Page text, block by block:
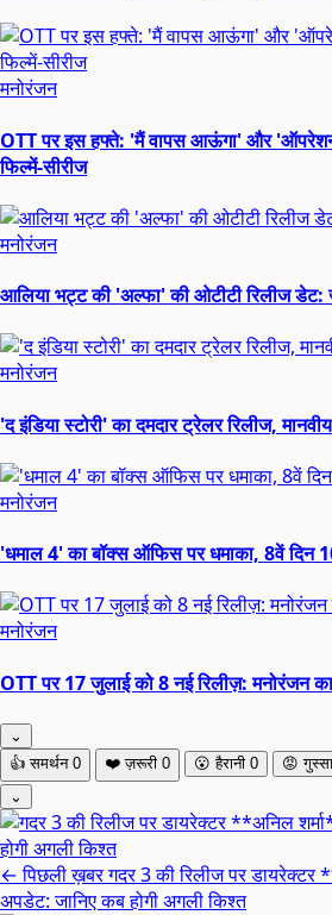
मनोरंजन
OTT पर इस हफ्ते: 'मैं वापस आऊंगा' और
फिल्में-सीरीज
मनोरंजन
आलिया भट्ट की 'अल्फा' की ओटीटी रिलीज
मनोरंजन
'द इंडिया स्टोरी' का दमदार ट्रेलर रिलीज,
मनोरंजन
'धमाल 4' का बॉक्स ऑफिस पर धमाका, 8वें दिन
मनोरंजन
OTT पर 17 जुलाई को 8 नई रिलीज़: मनोरंजन
⌄
👍 समर्थन 0 ❤️ ज़रूरी 0 😮 हैरानी 0 😡 गुस्सा
⌄
← पिछली ख़बरगदर 3 की रिलीज पर डायरेक्टर
अपडेट: जानिए कब होगी अगली किश्त